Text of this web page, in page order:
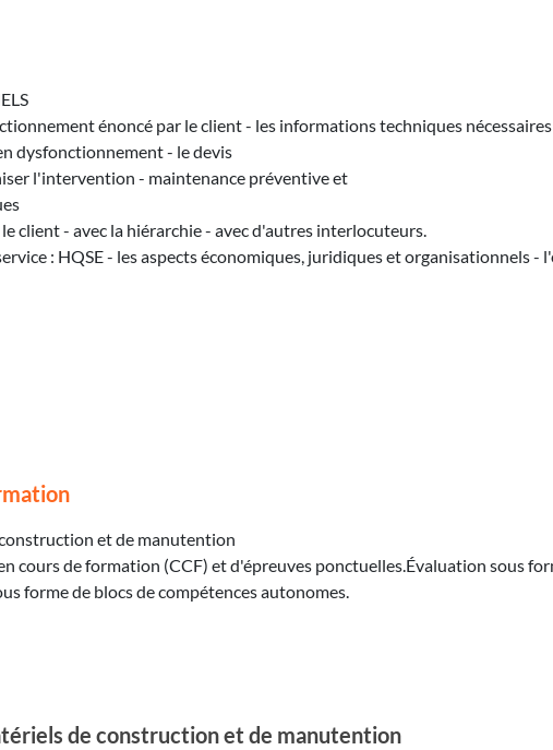
énoncé par le client - les informations techniques
dysfonctionnement - le devis
l'intervention - maintenance préventive et
client - avec la hiérarchie - avec d'autres interlocuteurs.
: HQSE - les aspects économiques, juridiques et organisationnels -
et de manutention
cours de formation (CCF) et d'épreuves ponctuelles.Évaluation sous
forme de blocs de compétences autonomes.
de construction et de manutention